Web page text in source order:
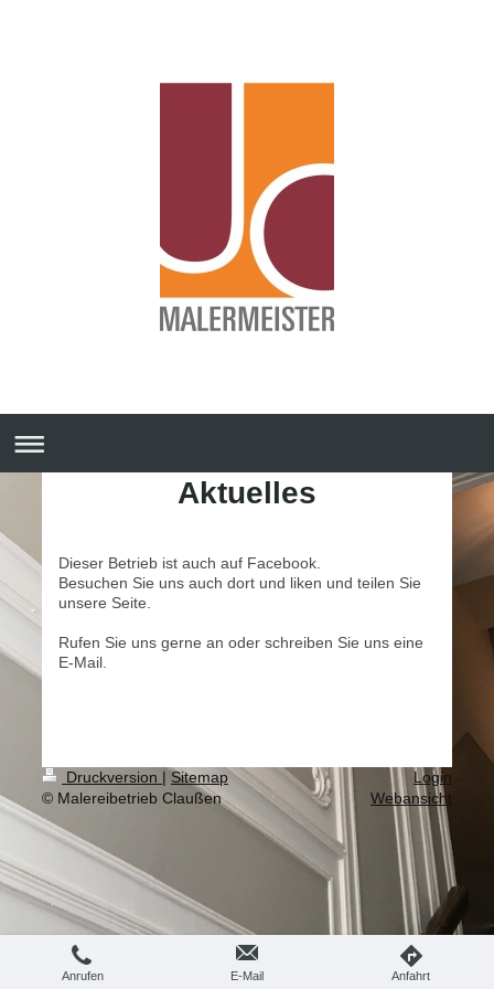
Aktuelles
Dieser Betrieb ist auch auf Facebook.
Besuchen Sie uns auch dort und liken und teilen Sie
unsere Seite.
Rufen Sie uns gerne an oder schreiben Sie uns eine
E-Mail.
Druckversion | Sitemap
© Malereibetrieb Claußen
Login
Webansicht
Anrufen E-Mail Anfahrt